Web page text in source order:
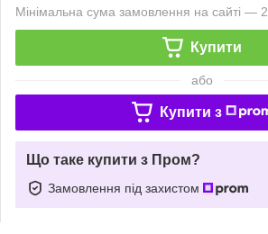
Мінімальна сума замовлення на сайті —
Купити
або
Купити з
Що таке купити з Пром?
Замовлення під захистом